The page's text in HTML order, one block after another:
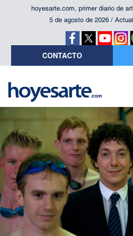
hoyesarte.com, primer diario de
5 de agosto de 2026 /
CONTACTO